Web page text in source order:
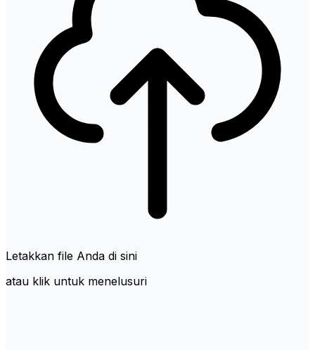
Letakkan file Anda di sini
atau klik untuk menelusuri